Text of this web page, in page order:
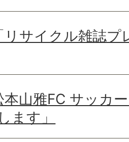
リサイクル雑誌
本山雅FC サッカ
ます」